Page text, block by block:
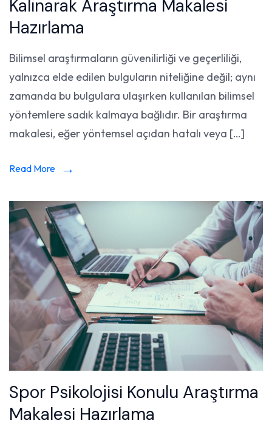
Kalınarak Araştırma Makalesi
Hazırlama
Bilimsel araştırmaların güvenilirliği ve geçerliliği,
yalnızca elde edilen bulguların niteliğine değil; aynı
zamanda bu bulgulara ulaşırken kullanılan bilimsel
yöntemlere sadık kalmaya bağlıdır. Bir araştırma
makalesi, eğer yöntemsel açıdan hatalı veya […]
Read More
Spor Psikolojisi Konulu Araştırma
Makalesi Hazırlama